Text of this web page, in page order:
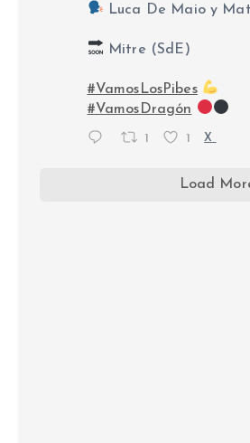
Luca De Maio y
Mitre (SdE)
#VamosLosPibes
#VamosDragón
1 1 X
Load